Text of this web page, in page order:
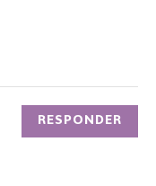
RESPONDER